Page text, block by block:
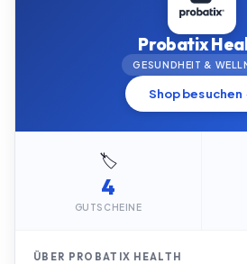
Probatix
GESUNDHEIT &
Shop besuchen
🏷️
4
GUTSCHEINE
ÜBER PROBATIX HEALTH